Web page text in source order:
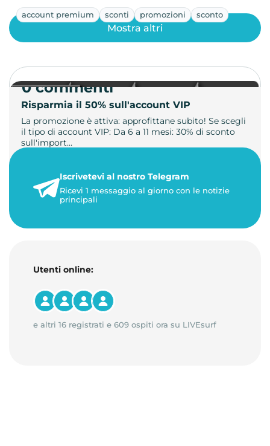
account premium sconti promozioni sconto
Risparmia il 50% sull'account VIP
La promozione è attiva: approfittane subito! Se scegli
il tipo di account VIP: Da 6 a 11 mesi: 30% di sconto
sull'import…
1 minuto di lettura
Mostra altri
0 commenti
Iscrivetevi al nostro Telegram
Ricevi 1 messaggio al giorno con le notizie
principali
Utenti online:
e altri 16 registrati e 609 ospiti ora su LIVEsurf